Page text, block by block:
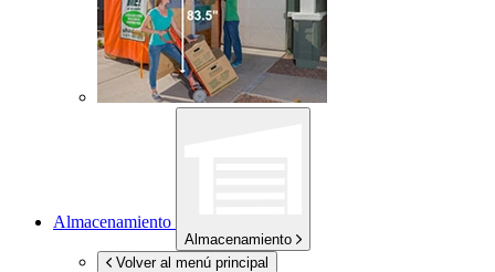
Almacenamiento
Almacenamiento
Volver al menú principal